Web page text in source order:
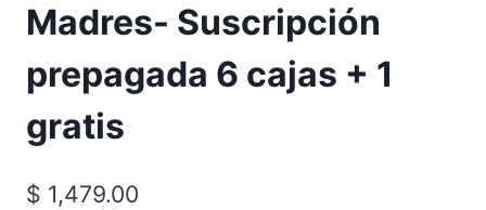
Madres- Suscripción
prepagada 6 cajas + 1
gratis
$ 1,479.00